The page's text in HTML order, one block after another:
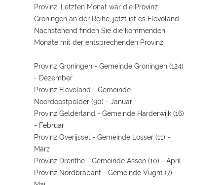
Provinz. Letzten Monat war die Provinz
Groningen an der Reihe, jetzt ist es Flevoland.
Nachstehend finden Sie die kommenden
Monate mit der entsprechenden Provinz.
Provinz Groningen - Gemeinde Groningen (124)
- Dezember
Provinz Flevoland - Gemeinde
Noordoostpolder (90) - Januar
Provinz Gelderland - Gemeinde Harderwijk (16)
- Februar
Provinz Overijssel - Gemeinde Losser (11) -
März
Provinz Drenthe - Gemeinde Assen (10) - April
Provinz Nordbrabant - Gemeinde Vught (7) -